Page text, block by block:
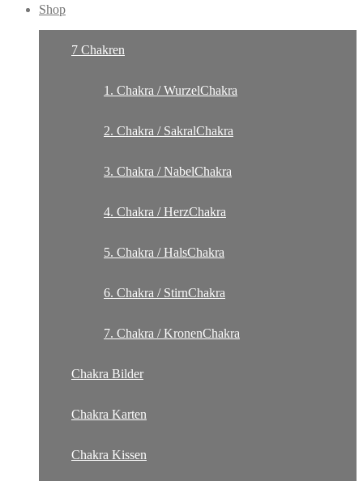
Shop
7 Chakren
1. Chakra / WurzelChakra
2. Chakra / SakralChakra
3. Chakra / NabelChakra
4. Chakra / HerzChakra
5. Chakra / HalsChakra
6. Chakra / StirnChakra
7. Chakra / KronenChakra
Chakra Bilder
Chakra Karten
Chakra Kissen